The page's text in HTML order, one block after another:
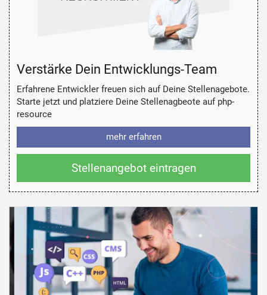
Verstärke Dein Entwicklungs-Team
Erfahrene Entwickler freuen sich auf Deine Stellenagebote.
Starte jetzt und platziere Deine Stellenagbeote auf php-
resource
mehr erfahren
Stellenangebot eintragen